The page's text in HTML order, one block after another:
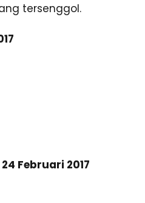
tersenggol.
Februari 2017